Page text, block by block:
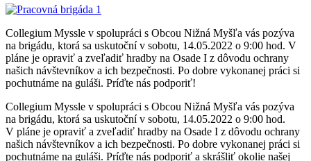
Collegium Myssle v spolupráci s Obcou Nižná Myšľa vás pozýva
na brigádu, ktorá sa uskutoční v sobotu, 14.05.2022 o 9:00 hod. V
pláne je opraviť a zveľadiť hradby na Osade I z dôvodu ochrany
našich návštevníkov a ich bezpečnosti. Po dobre vykonanej práci si
pochutnáme na guláši. Príďte nás podporiť!
Collegium Myssle v spolupráci s Obcou Nižná Myšľa vás pozýva
na brigádu, ktorá sa uskutoční v sobotu, 14.05.2022 o 9:00 hod.
V pláne je opraviť a zveľadiť hradby na Osade I z dôvodu ochrany
našich návštevníkov a ich bezpečnosti. Po dobre vykonanej práci si
pochutnáme na guláši. Príďte nás podporiť a skrášliť okolie našej